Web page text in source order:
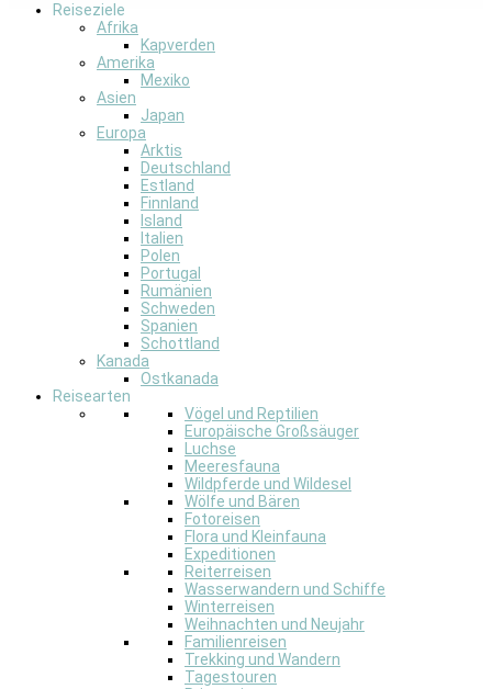
Reiseziele
Afrika
Kapverden
Amerika
Mexiko
Asien
Japan
Europa
Arktis
Deutschland
Estland
Finnland
Island
Italien
Polen
Portugal
Rumänien
Schweden
Spanien
Schottland
Kanada
Ostkanada
Reisearten
Vögel und Reptilien
Europäische Großsäuger
Luchse
Meeresfauna
Wildpferde und Wildesel
Wölfe und Bären
Fotoreisen
Flora und Kleinfauna
Expeditionen
Reiterreisen
Wasserwandern und Schiffe
Winterreisen
Weihnachten und Neujahr
Familienreisen
Trekking und Wandern
Tagestouren